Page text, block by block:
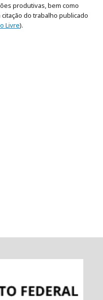
produtivas, bem como
do trabalho publicado
Livre).